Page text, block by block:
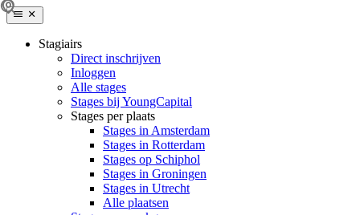
Stagiairs
Direct inschrijven
Inloggen
Alle stages
Stages bij YoungCapital
Stages per plaats
Stages in Amsterdam
Stages in Rotterdam
Stages op Schiphol
Stages in Groningen
Stages in Utrecht
Alle plaatsen